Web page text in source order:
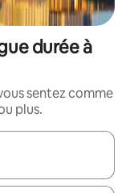
durée à
sentez comme
plus.
les flèches vers le